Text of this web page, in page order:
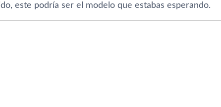
este podría ser el modelo que estabas esperando.